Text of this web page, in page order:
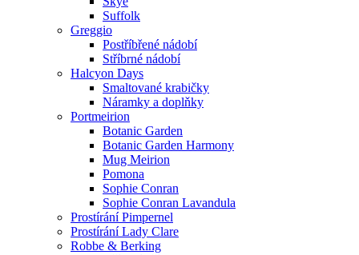
Suffolk
Greggio
Postříbřené nádobí
Stříbrné nádobí
Halcyon Days
Smaltované krabičky
Náramky a doplňky
Portmeirion
Botanic Garden
Botanic Garden Harmony
Mug Meirion
Pomona
Sophie Conran
Sophie Conran Lavandula
Prostírání Pimpernel
Prostírání Lady Clare
Robbe & Berking